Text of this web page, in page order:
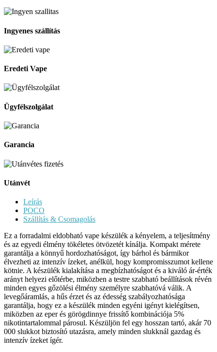
Ingyenes szállítás
Eredeti Vape
Ügyfélszolgálat
Garancia
Utánvét
Leírás
POCO
Szállítás & Csomagolás
Ez a forradalmi eldobható vape készülék a kényelem, a teljesítmény
és az egyedi élmény tökéletes ötvözetét kínálja. Kompakt mérete
garantálja a könnyű hordozhatóságot, így bárhol és bármikor
élvezheti az intenzív ízeket, anélkül, hogy kompromisszumot kellene
kötnie. A készülék kialakítása a megbízhatóságot és a kiváló ár-érték
arányt helyezi előtérbe, miközben a testre szabható beállítások révén
minden egyes gőzölési élmény személyre szabhatóvá válik. A
levegőáramlás, a hűs érzet és az édesség szabályozhatósága
garantálja, hogy ez a készülék minden egyéni igényt kielégítsen,
miközben az eper és görögdinnye frissítő kombinációja 5%
nikotintartalommal párosul. Készüljön fel egy hosszan tartó, akár 70
000 slukkot biztosító utazásra, amely minden slukknál gazdag és
intenzív ízeket ígér.